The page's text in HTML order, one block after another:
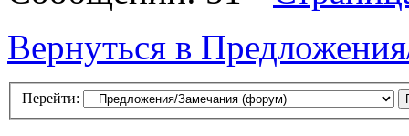
Вернуться в
Перейти: